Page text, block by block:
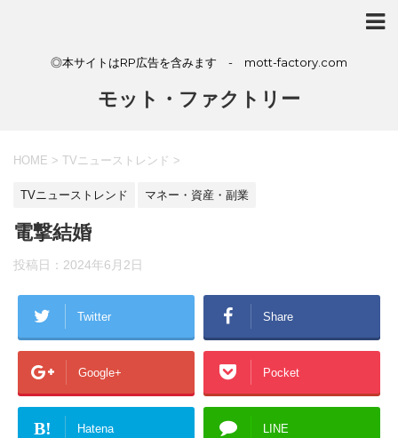
◎本サイトはRP広告を含みます - mott-factory.com
モット・ファクトリー
HOME > TVニューストレンド >
TVニューストレンド マネー・資産・副業
電撃結婚
投稿日： 2024年6月2日
Twitter Share
Google+ Pocket
B! Hatena LINE